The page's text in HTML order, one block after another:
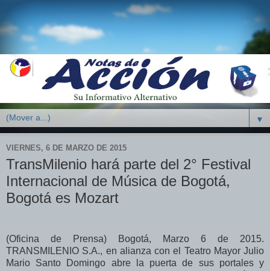
▼
VIERNES, 6 DE MARZO DE 2015
TransMilenio hará parte del 2° Festival
Internacional de Música de Bogotá,
Bogotá es Mozart
(Oficina de Prensa) Bogotá, Marzo 6 de 2015.
TRANSMILENIO S.A., en alianza con el Teatro Mayor Julio
Mario Santo Domingo abre la puerta de sus portales y